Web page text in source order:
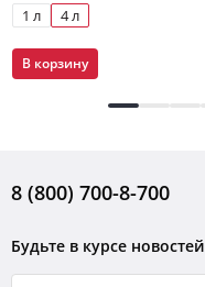
1 л 4 л
В корзину
8 (800) 700-8-700
Будьте в курсе новостей